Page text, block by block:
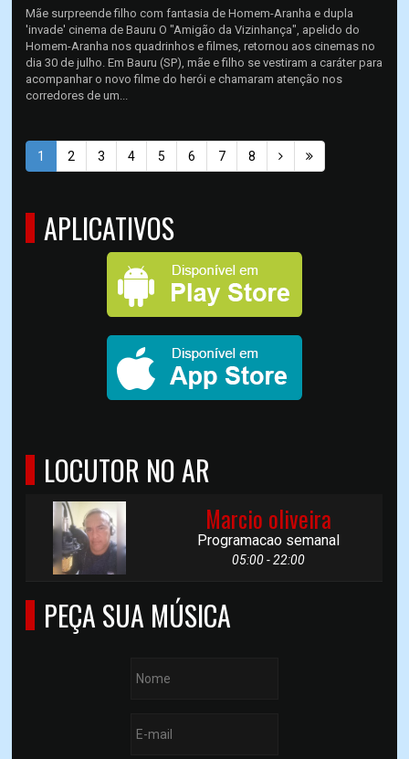
Mãe surpreende filho com fantasia de Homem-Aranha e dupla
'invade' cinema de Bauru O "Amigão da Vizinhança", apelido do
Homem-Aranha nos quadrinhos e filmes, retornou aos cinemas no
dia 30 de julho. Em Bauru (SP), mãe e filho se vestiram a caráter para
acompanhar o novo filme do herói e chamaram atenção nos
corredores de um...
1 2 3 4 5 6 7 8
APLICATIVOS
LOCUTOR NO AR
Marcio oliveira
Programacao semanal
05:00 - 22:00
PEÇA SUA MÚSICA